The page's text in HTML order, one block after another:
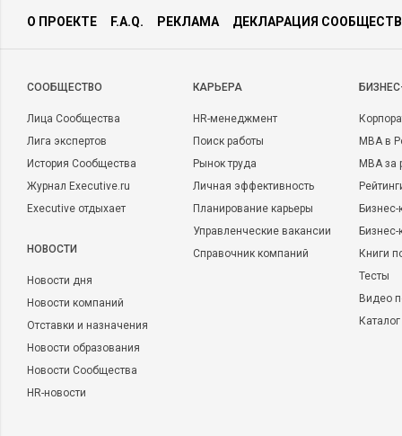
О ПРОЕКТЕ F.A.Q. РЕКЛАМА ДЕКЛАРАЦИЯ
CООБЩЕСТВО
Лица Сообщества
Лига экспертов
История Сообщества
Журнал Executive.ru
Executive отдыхает
НОВОСТИ
Новости дня
Новости компаний
Отставки и назначения
Новости образования
Новости Сообщества
HR-новости
КАРЬЕРА
HR-менеджмент
Поиск работы
Рынок труда
Личная эффективность
Планирование карьеры
Управленческие вакансии
Справочник компаний
MBA в
MBA
Бизнес-
Книги
Тесты
Видео